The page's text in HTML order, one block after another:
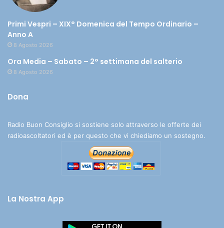
Primi Vespri – XIX° Domenica del Tempo Ordinario –
Anno A
8 Agosto 2026
Ora Media – Sabato – 2° settimana del salterio
8 Agosto 2026
Dona
Radio Buon Consiglio si sostiene solo attraverso le offerte dei
radioascoltatori ed è per questo che vi chiediamo un sostegno.
La Nostra App